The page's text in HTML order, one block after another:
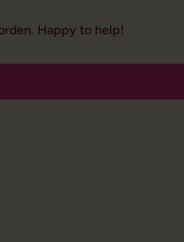
Happy to help!